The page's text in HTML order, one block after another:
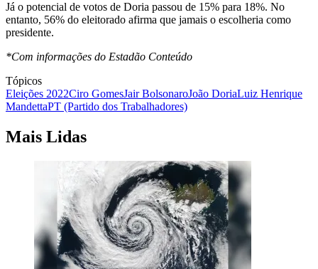
Já o potencial de votos de Doria passou de 15% para 18%. No
entanto, 56% do eleitorado afirma que jamais o escolheria como
presidente.
*Com informações do Estadão Conteúdo
Tópicos
Eleições 2022Ciro GomesJair BolsonaroJoão DoriaLuiz Henrique
MandettaPT (Partido dos Trabalhadores)
Mais Lidas